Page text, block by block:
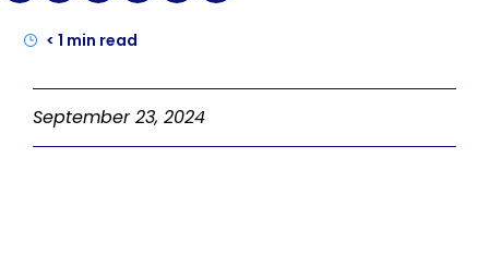
< 1 min read
September 23, 2024